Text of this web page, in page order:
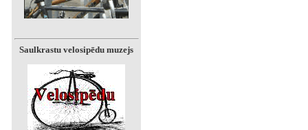
Saulkrastu velosipēdu muzejs